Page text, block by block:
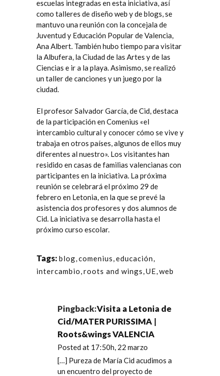
escuelas integradas en esta iniciativa, así
como talleres de diseño web y de blogs, se
mantuvo una reunión con la concejala de
Juventud y Educación Popular de Valencia,
Ana Albert. También hubo tiempo para visitar
la Albufera, la Ciudad de las Artes y de las
Ciencias e ir a la playa. Asimismo, se realizó
un taller de canciones y un juego por la
ciudad.
El profesor Salvador García, de Cid, destaca
de la participación en Comenius «el
intercambio cultural y conocer cómo se vive y
trabaja en otros países, algunos de ellos muy
diferentes al nuestro». Los visitantes han
residido en casas de familias valencianas con
participantes en la iniciativa. La próxima
reunión se celebrará el próximo 29 de
febrero en Letonia, en la que se prevé la
asistencia dos profesores y dos alumnos de
Cid. La iniciativa se desarrolla hasta el
próximo curso escolar.
Tags: blog,comenius,educación,
intercambio,roots and wings,UE,web
Pingback:Visita a Letonia de
Cid/MATER PURISSIMA |
Roots&wings VALENCIA
Posted at 17:50h, 22 marzo
[…] Pureza de María Cid acudimos a
un encuentro del proyecto de